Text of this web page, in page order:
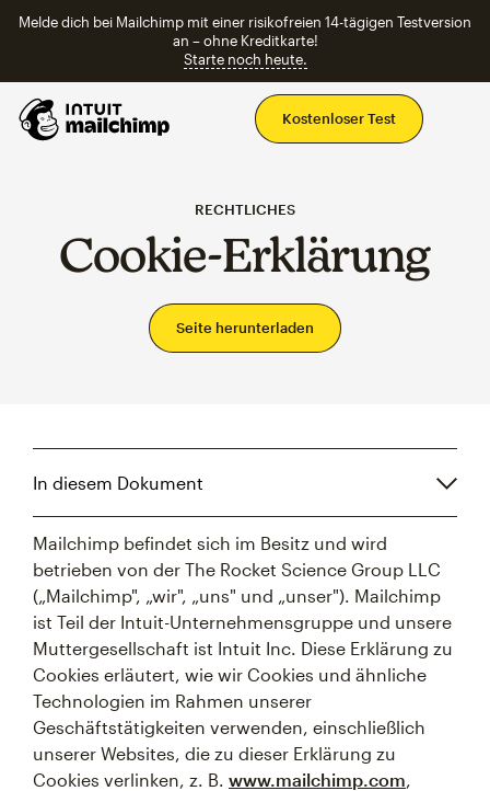
Melde dich bei Mailchimp mit einer risikofreien 14-tägigen Testversion
an – ohne Kreditkarte!
Starte noch heute.
Kostenloser Test
RECHTLICHES
Cookie-Erklärung
Seite herunterladen
In diesem Dokument
Mailchimp befindet sich im Besitz und wird
betrieben von der The Rocket Science Group LLC
(„Mailchimp", „wir", „uns" und „unser"). Mailchimp
ist Teil der Intuit-Unternehmensgruppe und unsere
Muttergesellschaft ist Intuit Inc. Diese Erklärung zu
Cookies erläutert, wie wir Cookies und ähnliche
Technologien im Rahmen unserer
Geschäftstätigkeiten verwenden, einschließlich
unserer Websites, die zu dieser Erklärung zu
Cookies verlinken, z. B. www.mailchimp.com,